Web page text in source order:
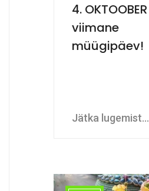
4. OKTOOBER
viimane
müügipäev!
Jätka lugemist...